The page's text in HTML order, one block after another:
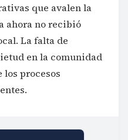
que avalen la
ahora no recibió
La falta de
en la comunidad
procesos